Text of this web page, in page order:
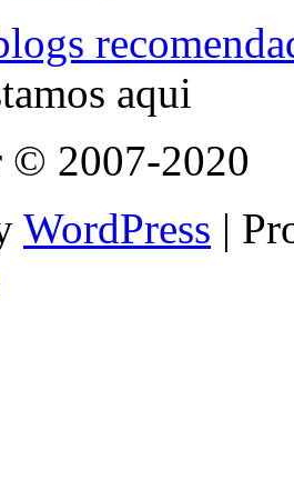
aqui
© 2007-2020
WordPress |